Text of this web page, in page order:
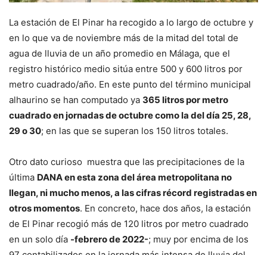
La estación de El Pinar ha recogido a lo largo de octubre y
en lo que va de noviembre más de la mitad del total de
agua de lluvia de un año promedio en Málaga, que el
registro histórico medio sitúa entre 500 y 600 litros por
metro cuadrado/año. En este punto del término municipal
alhaurino se han computado ya 365 litros por metro
cuadrado en jornadas de octubre como la del día 25, 28,
29 o 30; en las que se superan los 150 litros totales.
Otro dato curioso muestra que las precipitaciones de la
última DANA en esta zona del área metropolitana no
llegan, ni mucho menos, a las cifras récord registradas en
otros momentos. En concreto, hace dos años, la estación
de El Pinar recogió más de 120 litros por metro cuadrado
en un solo día -febrero de 2022-; muy por encima de los